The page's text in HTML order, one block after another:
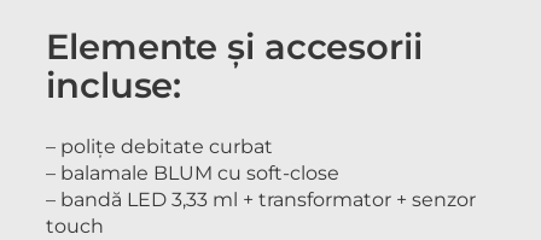
Elemente și accesorii
incluse:
– polițe debitate curbat
– balamale BLUM cu soft-close
– bandă LED 3,33 ml + transformator + senzor
touch